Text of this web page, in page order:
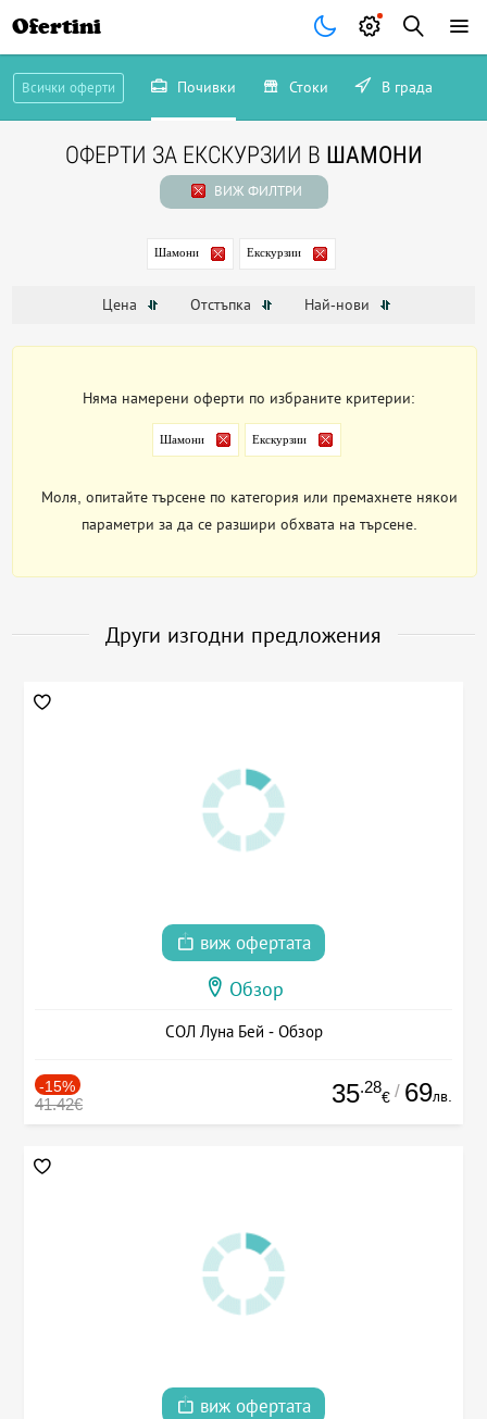
Ofertini
Всички оферти Почивки Стоки В града
ОФЕРТИ ЗА ЕКСКУРЗИИ В ШАМОНИ
ВИЖ ФИЛТРИ
Шамони Екскурзии
Цена Отстъпка Най-нови
Няма намерени оферти по избраните критерии:
Шамони Екскурзии
Моля, опитайте търсене по категория или премахнете някои
параметри за да се разшири обхвата на търсене.
Други изгодни предложения
виж офертата
Обзор
СОЛ Луна Бей - Обзор
-15%
41.42€ 35.28
€ / 69лв.
виж офертата